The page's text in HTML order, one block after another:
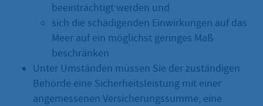
beeinträchtigt werden und
sich die schädigenden Einwirkungen auf das
Meer auf ein möglichst geringes Maß
beschränken
Unter Umständen müssen Sie der zuständigen
Behörde eine Sicherheitsleistung mit einer
angemessenen Versicherungssumme, eine